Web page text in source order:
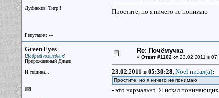
Дубинкин! Тигр!!
Репутация: ---
Простите, но я ничего не понимаю
Green Eyes
[Добрый волшебник]
Прирожденный Джаец
И тишина...
Re: Почёмучка
« Ответ #1102 от23.02.2011 в
23.02.2011 в 05:30:28, Noel писал(a):
Простите, но я ничего не понимаю
- это нормально. Я искал